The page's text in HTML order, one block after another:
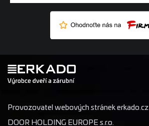
Provozovatel webových stránek erkado.cz
DOOR HOLDING EUROPE s.r.o.